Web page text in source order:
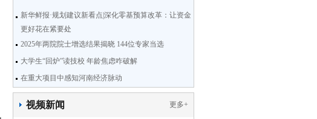
新华鲜报·规划建议新看点|深化零基预算改革：让资金
更好花在紧要处
2025年两院院士增选结果揭晓 144位专家当选
大学生“回炉”读技校 年龄焦虑咋破解
在重大项目中感知河南经济脉动
视频新闻 更多+